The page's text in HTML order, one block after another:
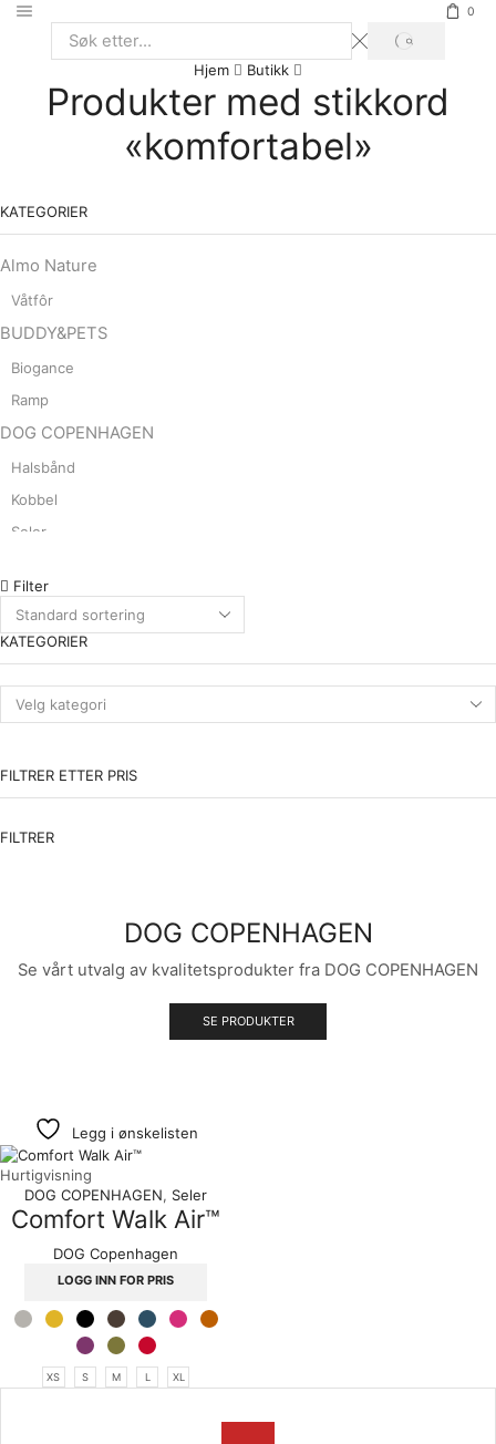
0
Search
SØK
Hjem Butikk
Produkter med stikkord
«komfortabel»
Filter
KATEGORIER
FILTRER ETTER PRIS
FILTRER
DOG COPENHAGEN
Se vårt utvalg av kvalitetsprodukter fra DOG COPENHAGEN
SE PRODUKTER
Legg i ønskelisten
Hurtigvisning
DOG COPENHAGEN, Seler
Comfort Walk Air™
DOG Copenhagen
LOGG INN FOR PRIS
XS S M L XL
KATEGORIER
Almo Nature
Våtfôr
BUDDY&PETS
Biogance
Ramp
DOG COPENHAGEN
Halsbånd
Kobbel
Seler
Tilbehør
FLAMINGO
Gobiter
LITTER PEARLS
Dekken & Klær
Halsbånd
Kobbel
Trening